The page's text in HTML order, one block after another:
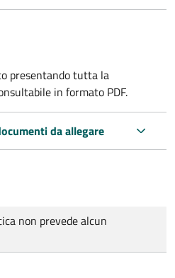
presentando tutta la
in formato PDF.
da allegare
non prevede alcun